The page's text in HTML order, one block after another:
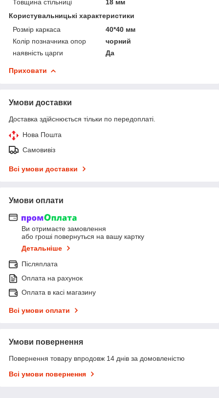
Товщина стільниці
18 мм
Користувальницькі характеристики
Розмір каркаса
40*40 мм
Колір позначника опор
чорний
наявність царги
Да
Приховати
Умови доставки
Доставка здійснюється тільки по передоплаті.
Нова Пошта
Самовивіз
Всі умови доставки
Умови оплати
Ви отримаєте замовлення
або гроші повернуться на вашу картку
Детальніше
Післяплата
Оплата на рахунок
Оплата в касі магазину
Всі умови оплати
Умови повернення
Повернення товару впродовж 14 днів за домовленістю
Всі умови повернення